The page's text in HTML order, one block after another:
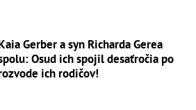
Gerber a syn Richarda Gerea
Osud ich spojil desaťročia po
ich rodičov!